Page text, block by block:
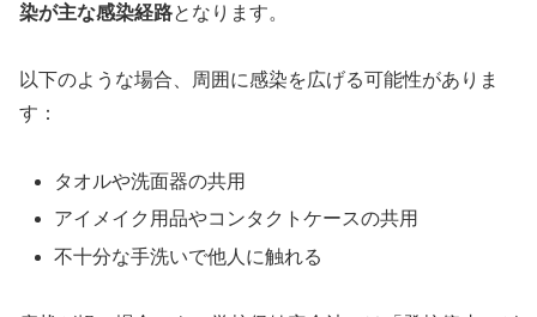
染が主な感染経路となります。
以下のような場合、周囲に感染を広げる可能性がありま
す：
タオルや洗面器の共用
アイメイク用品やコンタクトケースの共用
不十分な手洗いで他人に触れる